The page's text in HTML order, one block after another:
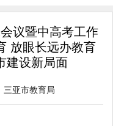
议暨中高考工作
放眼长远办教育
建设新局面
三亚市教育局